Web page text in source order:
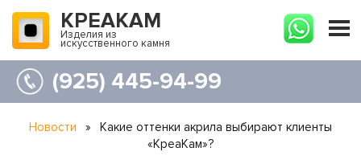
КРЕАКАМ
Изделия из
искусственного камня
(925) 445-94-99
Новости »
Какие оттенки акрила выбирают клиенты
«КреаКам»?